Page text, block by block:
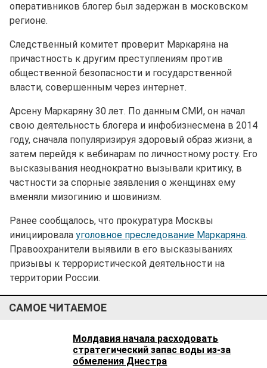
оперативников блогер был задержан в московском
регионе.
Следственный комитет проверит Маркаряна на
причастность к другим преступлениям против
общественной безопасности и государственной
власти, совершенным через интернет.
Арсену Маркаряну 30 лет. По данным СМИ, он начал
свою деятельность блогера и инфобизнесмена в 2014
году, сначала популяризируя здоровый образ жизни, а
затем перейдя к вебинарам по личностному росту. Его
высказывания неоднократно вызывали критику, в
частности за спорные заявления о женщинах ему
вменяли мизогинию и шовинизм.
Ранее сообщалось, что прокуратура Москвы
инициировала уголовное преследование Маркаряна.
Правоохранители выявили в его высказываниях
призывы к террористической деятельности на
территории России.
САМОЕ ЧИТАЕМОЕ
Молдавия начала расходовать
стратегический запас воды из-за
обмеления Днестра